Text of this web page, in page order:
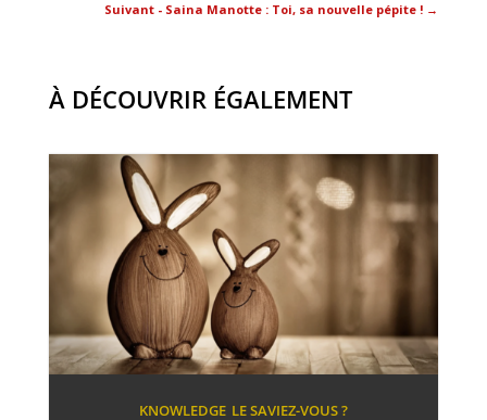
Suivant - Saina Manotte : Toi, sa nouvelle pépite ! →
À DÉCOUVRIR ÉGALEMENT
KNOWLEDGE LE SAVIEZ-VOUS ?